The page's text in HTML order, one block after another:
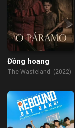
Đồng hoang
The Wasteland (2022)